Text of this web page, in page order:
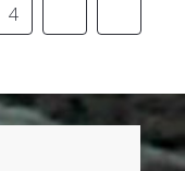
4